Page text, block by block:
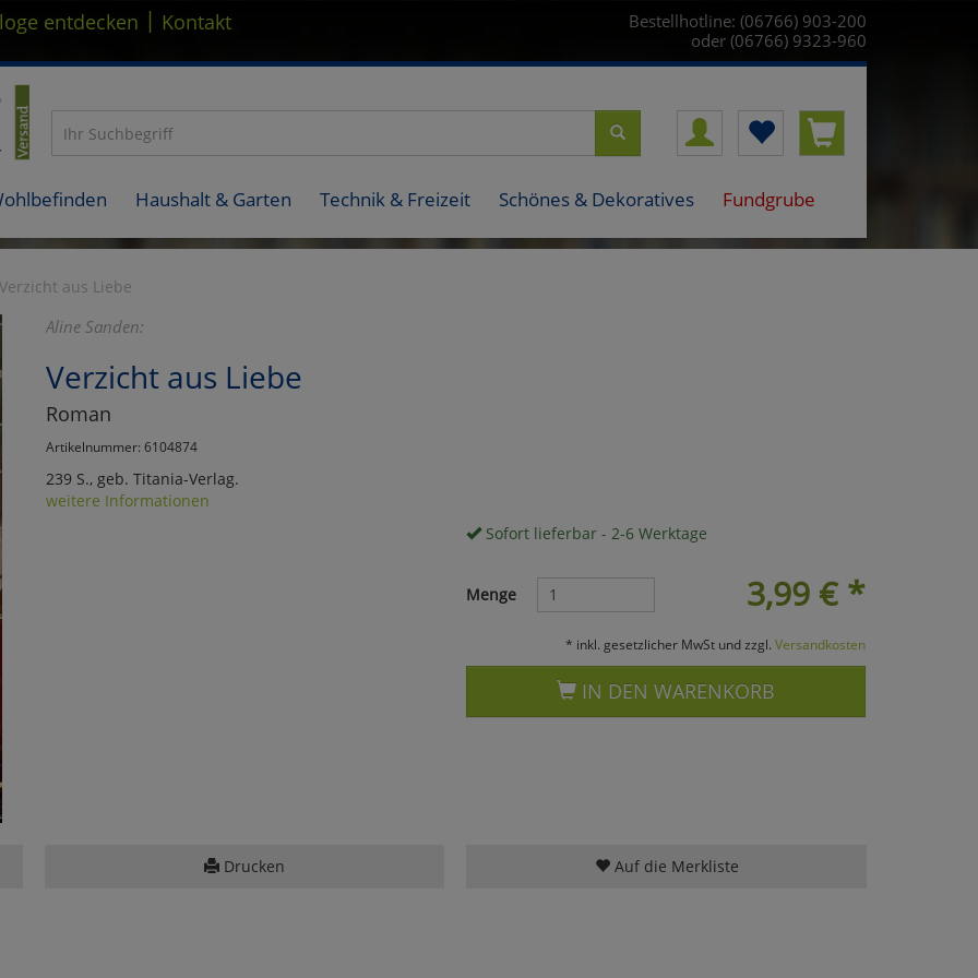
entdecken | Kontakt
Bestellhotline: (06766) 903-200
oder (06766) 9323-960
Haushalt & Garten Technik & Freizeit Schönes & Dekoratives Fundgrube
Verzicht aus Liebe
Aline Sanden:
Verzicht aus Liebe
Roman
Artikelnummer: 6104874
239 S., geb. Titania-Verlag.
weitere Informationen
Sofort lieferbar - 2-6 Werktage
3,99 €*
Menge
* inkl. gesetzlicher MwSt und zzgl. Versandkosten
IN DEN WARENKORB
Drucken Auf die Merkliste